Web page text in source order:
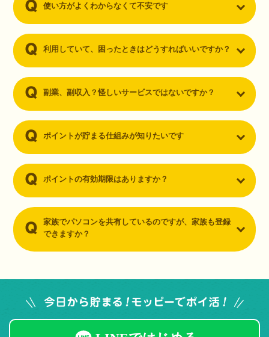
使い方がよくわからなくて不安です
利用していて、困ったときはどうすればいいですか？
副業、副収入？怪しいサービスではないですか？
ポイントが貯まる仕組みが知りたいです
ポイントの有効期限はありますか？
家族でパソコンを共有しているのですが、家族も登録
できますか？